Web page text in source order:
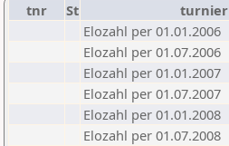
tnr St turnier
Elozahl per 01.01.2006
Elozahl per 01.07.2006
Elozahl per 01.01.2007
Elozahl per 01.07.2007
Elozahl per 01.01.2008
Elozahl per 01.07.2008